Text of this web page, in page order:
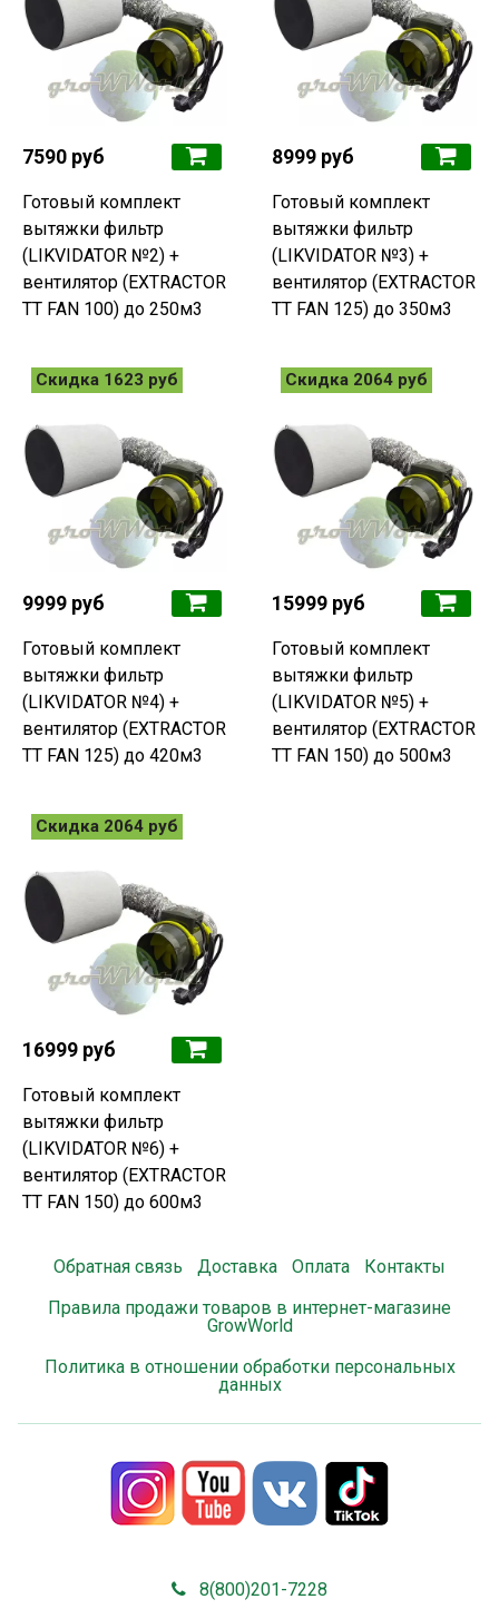
7590 руб
Готовый комплект
вытяжки фильтр
(LIKVIDATOR №2) +
вентилятор (EXTRACTOR
TT FAN 100) до 250м3
8999 руб
Готовый комплект
вытяжки фильтр
(LIKVIDATOR №3) +
вентилятор (EXTRACTOR
TT FAN 125) до 350м3
Скидка 1623 руб
9999 руб
Готовый комплект
вытяжки фильтр
(LIKVIDATOR №4) +
вентилятор (EXTRACTOR
TT FAN 125) до 420м3
Скидка 2064 руб
15999 руб
Готовый комплект
вытяжки фильтр
(LIKVIDATOR №5) +
вентилятор (EXTRACTOR
TT FAN 150) до 500м3
Скидка 2064 руб
16999 руб
Готовый комплект
вытяжки фильтр
(LIKVIDATOR №6) +
вентилятор (EXTRACTOR
TT FAN 150) до 600м3
Обратная связь Доставка Оплата
Контакты
Правила продажи товаров в интернет-магазине
GrowWorld
Политика в отношении обработки персональных
данных
8(800)201-7228